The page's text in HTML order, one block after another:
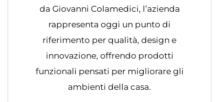
da Giovanni Colamedici, l’azienda
rappresenta oggi un punto di
riferimento per qualità, design e
innovazione, offrendo prodotti
funzionali pensati per migliorare gli
ambienti della casa.